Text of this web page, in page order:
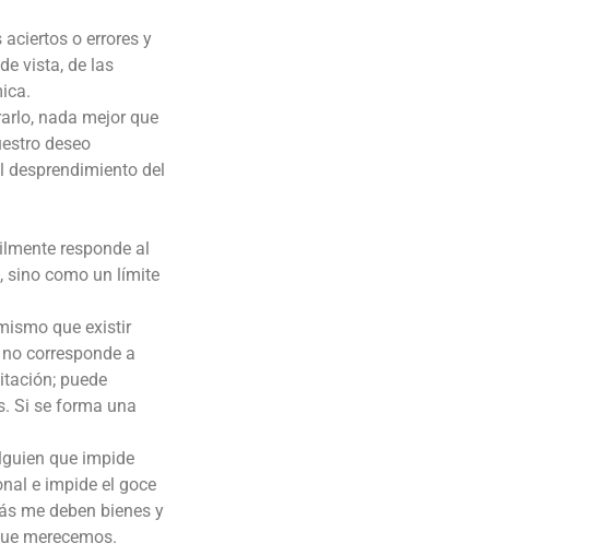
aciertos o errores y
vista, de las
nada mejor que
deseo
desprendimiento del
responde al
sino como un límite
que existir
corresponde a
puede
Si se forma una
que impide
e impide el goce
me deben bienes y
merecemos.